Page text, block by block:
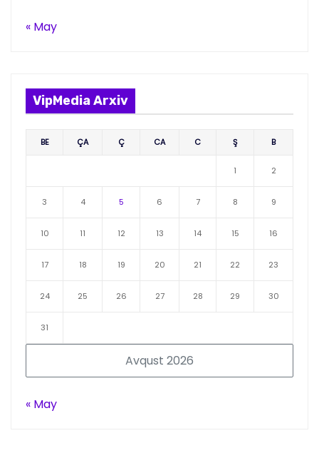
« May
VipMedia Arxiv
Avqust 2026
BE ÇA Ç CA C Ş B
1 2
3 4 5 6 7 8 9
10 11 12 13 14 15 16
17 18 19 20 21 22 23
24 25 26 27 28 29 30
31
« May